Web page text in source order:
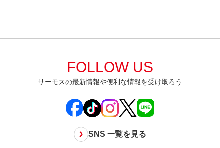
FOLLOW US
サーモスの最新情報や便利な情報を受け取ろう
SNS 一覧を見る